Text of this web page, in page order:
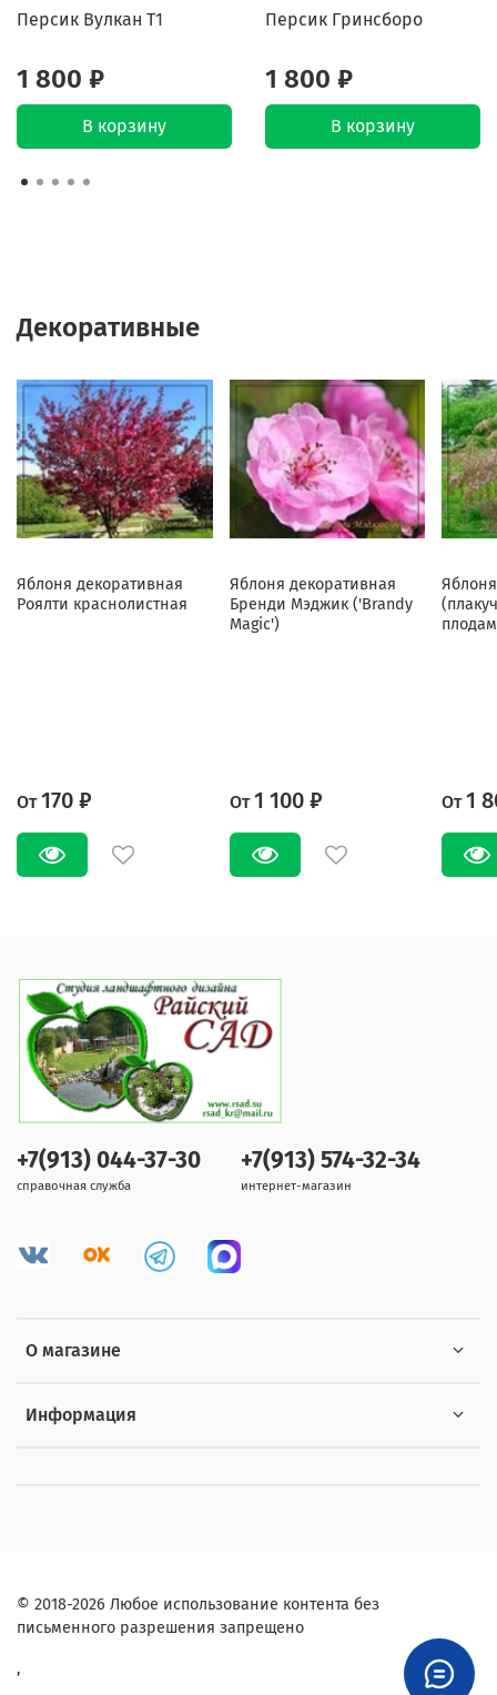
Персик Вулкан Т1
1 800 ₽
В корзину
Персик Гринсборо
1 800 ₽
В корзину
Декоративные
Яблоня декоративная
Роялти краснолистная
От 170 ₽
Яблоня декоративная
Бренди Мэджик ('Brandy
Magic')
От 1 100 ₽ От 1
О магазине
Информация
+7(913) 044-37-30
справочная служба
+7(913) 574-32-34
интернет-магазин
© 2018-2026 Любое использование контента без
письменного разрешения запрещено
,